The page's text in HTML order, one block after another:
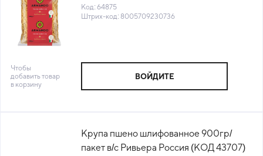
Италия (КОД 64875) (+18°С)
Код: 64875
Штрих-код: 8005709230736
Чтобы
добавить товар
в корзину
ВОЙДИТЕ
Крупа пшено шлифованное 900гр/
пакет в/с Ривьера Россия (КОД 43707)